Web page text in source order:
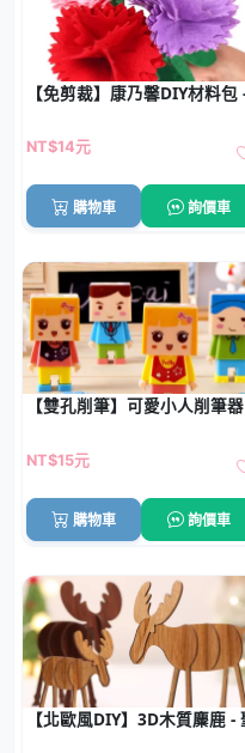
【免剪裁】康乃馨DIY材料
NT$14元
購物車 詢價車
【雙孔削筆】可愛小人削筆
NT$15元
購物車 詢價車
【北歐風DIY】3D木質麋鹿